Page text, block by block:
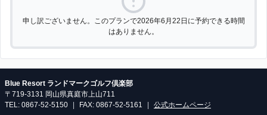
申し訳ございません。このプランで2026年6月22日に予約できる時間
はありません。
Blue Resort ランドマークゴルフ倶楽部
〒719-3131 岡山県真庭市上山711
TEL: 0867-52-5150
FAX: 0867-52-5161 公式ホームページ